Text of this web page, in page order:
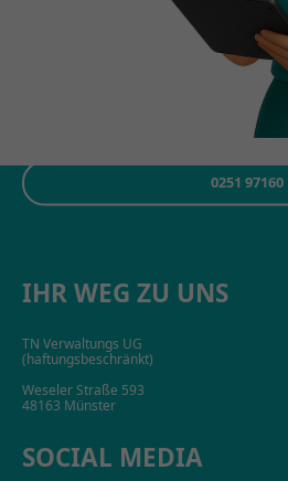
info@zolea.de
0251 97160
IHR WEG ZU UNS
TN Verwaltungs UG
(haftungsbeschränkt)
Weseler Straße 593
48163 Münster
SOCIAL MEDIA